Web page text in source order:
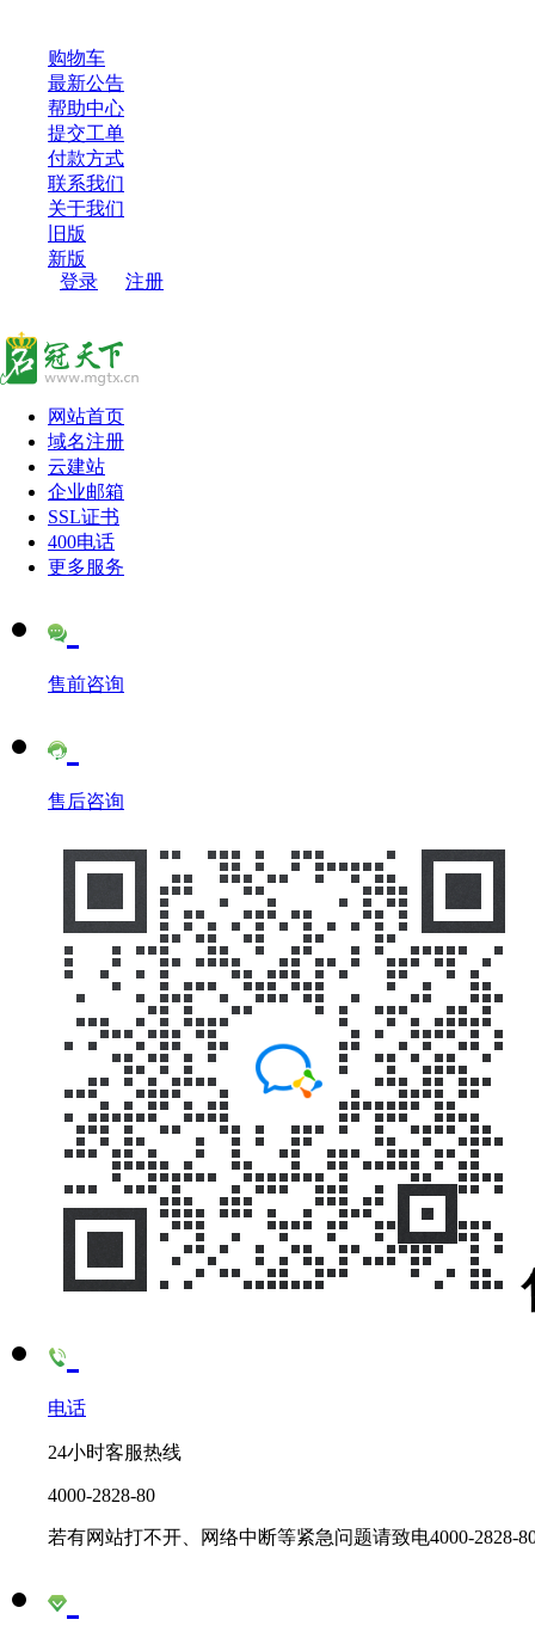
购物车
最新公告
帮助中心
提交工单
付款方式
联系我们
关于我们
旧版
新版
登录
注册
网站首页
域名注册
云建站
企业邮箱
SSL证书
400电话
更多服务
售前咨询
售后咨询
电话
24小时客服热线
4000-2828-80
若有网站打不开、网络中断等紧急问题请致电4000-2828-